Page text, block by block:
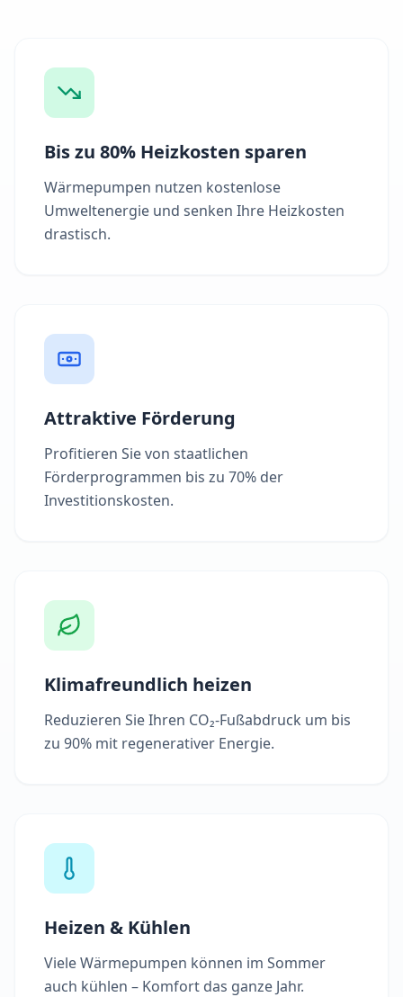
Bis zu 80% Heizkosten sparen
Wärmepumpen nutzen kostenlose
Umweltenergie und senken Ihre Heizkosten
drastisch.
Attraktive Förderung
Profitieren Sie von staatlichen
Förderprogrammen bis zu 70% der
Investitionskosten.
Klimafreundlich heizen
Reduzieren Sie Ihren CO₂-Fußabdruck um bis
zu 90% mit regenerativer Energie.
Heizen & Kühlen
Viele Wärmepumpen können im Sommer
auch kühlen – Komfort das ganze Jahr.